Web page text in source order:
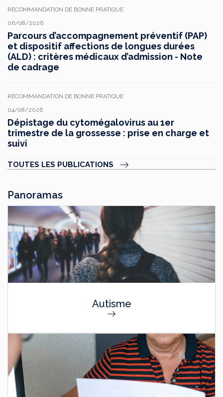
RECOMMANDATION DE BONNE PRATIQUE
06/08/2026
Parcours d’accompagnement préventif (PAP)
et dispositif affections de longues durées
(ALD) : critères médicaux d’admission - Note
de cadrage
RECOMMANDATION DE BONNE PRATIQUE
04/08/2026
Dépistage du cytomégalovirus au 1er
trimestre de la grossesse : prise en charge et
suivi
TOUTES LES PUBLICATIONS
Panoramas
Autisme